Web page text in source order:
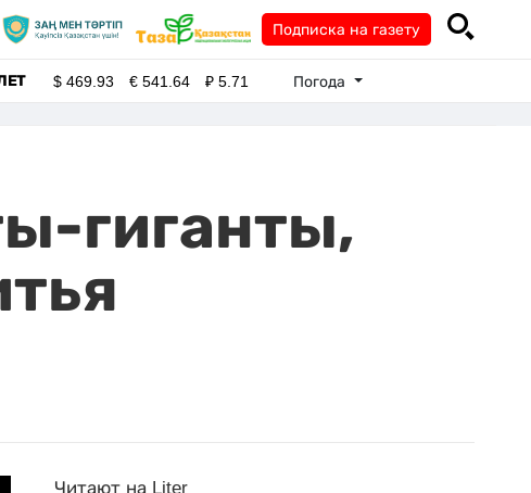
Подписка на газету
$469.93 €541.64 ₽5.71 Погода
гиганты,
Читают на Liter